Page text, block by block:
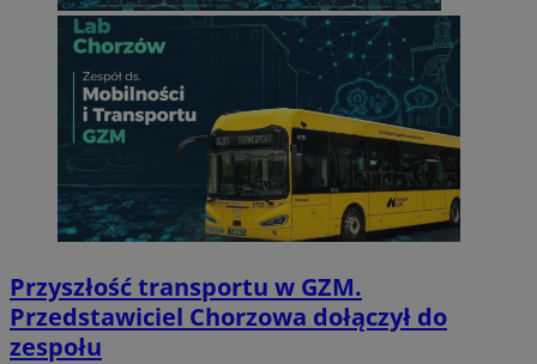
Przyszłość transportu w GZM.
Przedstawiciel Chorzowa dołączył do
zespołu